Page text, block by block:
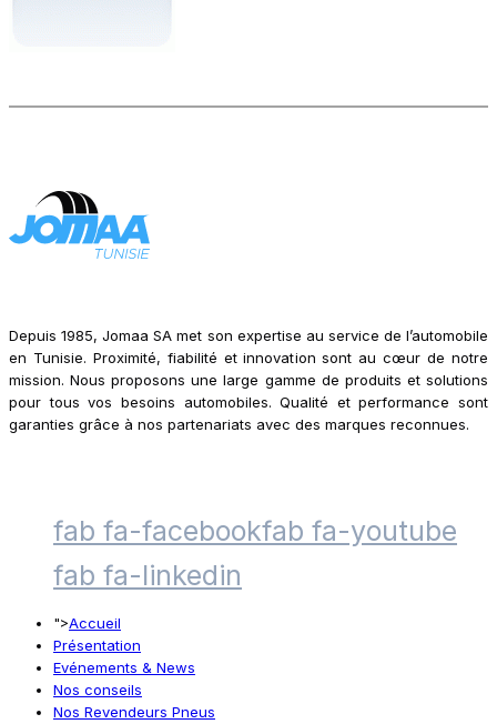
Depuis 1985, Jomaa SA met son expertise au service de l’automobile
en Tunisie. Proximité, fiabilité et innovation sont au cœur de notre
mission. Nous proposons une large gamme de produits et solutions
pour tous vos besoins automobiles. Qualité et performance sont
garanties grâce à nos partenariats avec des marques reconnues.
fab fa-facebookfab fa-youtube
fab fa-linkedin
">Accueil
Présentation
Evénements & News
Nos conseils
Nos Revendeurs Pneus